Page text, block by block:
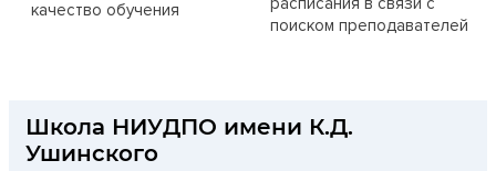
качество обучения
поиском преподавателей
Школа НИУДПО имени К.Д.
Ушинского